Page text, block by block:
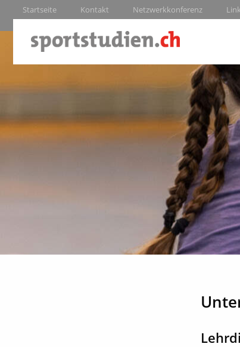
Startseite Kontakt Netzwerkkonferenz